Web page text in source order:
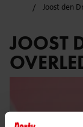
Joost den
JOOST